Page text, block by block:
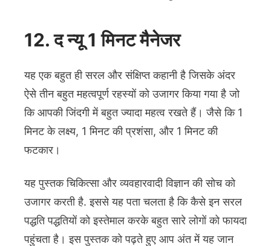
12. द न्यू 1 मिनट मैनेजर
यह एक बहुत ही सरल और संक्षिप्त कहानी है जिसके अंदर
ऐसे तीन बहुत महत्वपूर्ण रहस्यों को उजागर किया गया है जो
कि आपकी जिंदगी में बहुत ज्यादा महत्व रखते हैं। जैसे कि 1
मिनट के लक्ष्य, 1 मिनट की प्रशंसा, और 1 मिनट की
फटकार।
यह पुस्तक चिकित्सा और व्यवहारवादी विज्ञान की सोच को
उजागर करती है. इससे यह पता चलता है कि कैसे इन सरल
पद्धति पद्धतियों को इस्तेमाल करके बहुत सारे लोगों को फायदा
पहुंचता है। इस पुस्तक को पढ़ते हुए आप अंत में यह जान